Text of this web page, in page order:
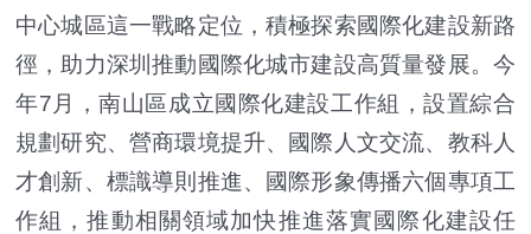
中心城區這一戰略定位，積極探索國際化建設新路
徑，助力深圳推動國際化城市建設高質量發展。今
年7月，南山區成立國際化建設工作組，設置綜合
規劃研究、營商環境提升、國際人文交流、教科人
才創新、標識導則推進、國際形象傳播六個專項工
作組，推動相關領域加快推進落實國際化建設任